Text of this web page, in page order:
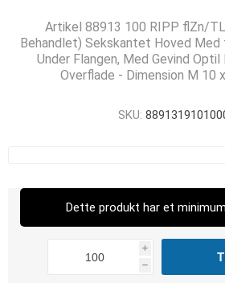
Artikel 88913 100 RIPP flZn/
Behandlet) Sekskantet Hoved Med
Under Flangen, Med Gevind
Overflade - Dimension M 10
SKU:
Dette produkt har et
i
h